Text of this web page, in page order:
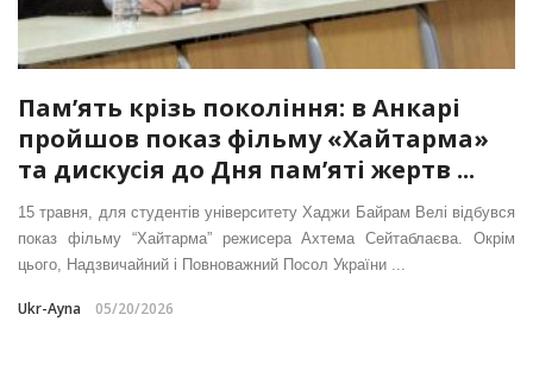
Пам’ять крізь покоління: в Анкарі
пройшов показ фільму «Хайтарма»
та дискусія до Дня пам’яті жертв ...
15 травня, для студентів університету Хаджи Байрам Велі відбувся
показ фільму “Хайтарма” режисера Ахтема Сейтаблаєва. Окрім
цього, Надзвичайний і Повноважний Посол України ...
Ukr-Ayna 05/20/2026